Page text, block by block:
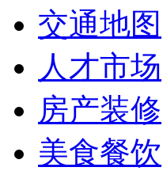
交通地图
人才市场
房产装修
美食餐饮